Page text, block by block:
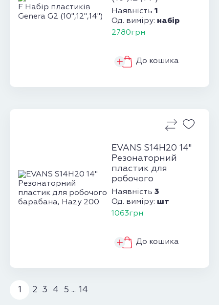
Наявність 1
Од. виміру: набір
2780грн
До кошика
EVANS S14H20 14"
Резонаторний
пластик для
робочого
барабана, Hazy 20...
Наявність 3
Од. виміру: шт
1063грн
До кошика
1 2 3 4 5 ... 14